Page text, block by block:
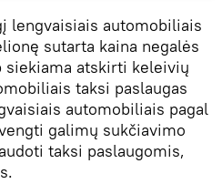
lengvaisiais automobiliais
sutarta kaina negalės
siekiama atskirti keleivių
taksi paslaugas
automobiliais pagal
galimų sukčiavimo
taksi paslaugomis,